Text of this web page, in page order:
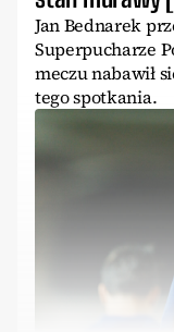
Jan Bednarek
Superpucharze
meczu nabawił
tego spotkania.